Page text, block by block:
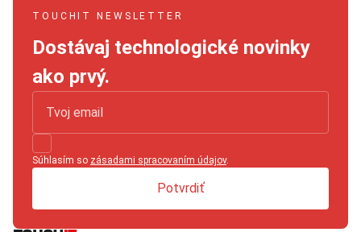
TOUCHIT NEWSLETTER
Dostávaj technologické novinky
ako prvý.
Súhlasím so zásadami spracovaním údajov.
Potvrdiť